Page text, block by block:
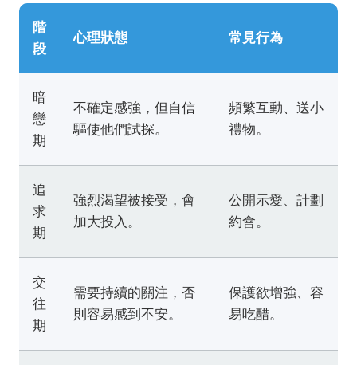
階
段
心理狀態 常見行為
暗
戀
期
不確定感強，但自信
驅使他們試探。
頻繁互動、送小
禮物。
追
求
期
強烈渴望被接受，會
加大投入。
公開示愛、計劃
約會。
交
往
期
需要持續的關注，否
則容易感到不安。
保護欲增強、容
易吃醋。